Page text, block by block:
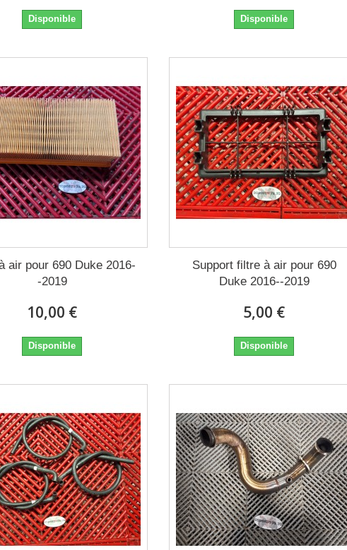
Disponible Disponible
air pour 690 Duke 2016-
-2019
10,00 €
Disponible
Support filtre à air pour 690
Duke 2016--2019
5,00 €
Disponible